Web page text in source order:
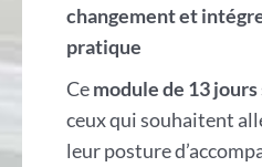
changement et
pratique
Cemodule de 13 jours
ceux qui souhaitent
leur posture